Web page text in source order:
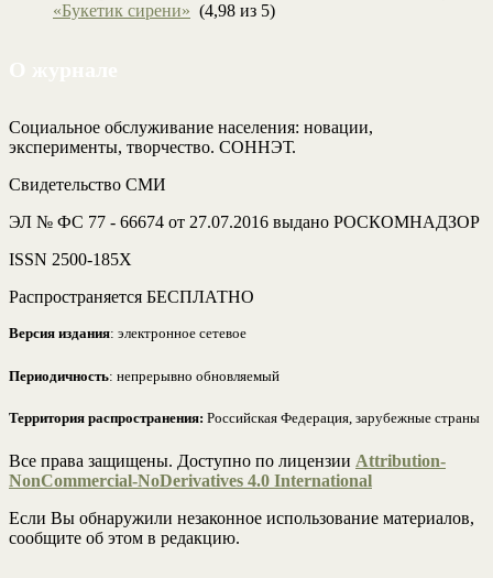
«Букетик сирени» (4,98 из 5)
Социальное обслуживание населения: новации,
эксперименты, творчество. СОННЭТ.
Свидетельство СМИ
ЭЛ № ФС 77 - 66674 от 27.07.2016 выдано РОСКОМНАДЗОР
ISSN 2500-185Х
Распространяется БЕСПЛАТНО
Версия издания: электронное сетевое
Периодичность: непрерывно обновляемый
Территория распространения: Российская Федерация, зарубежные страны
Все права защищены. Доступно по лицензии Attribution-
NonCommercial-NoDerivatives 4.0 International
Если Вы обнаружили незаконное использование материалов,
сообщите об этом в редакцию.